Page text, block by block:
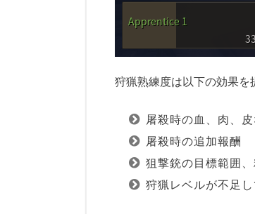
狩猟熟練度は以下の効果を
屠殺時の血、肉、
屠殺時の追加報酬
狙撃銃の目標範囲
狩猟レベルが不足